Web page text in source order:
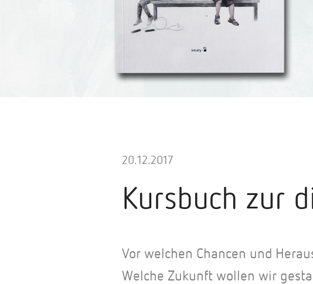
20.12.2017
Kursbuch zur
Vor welchen Chancen und
Welche Zukunft wollen wir